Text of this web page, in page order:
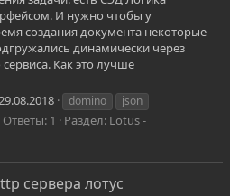
И нужно чтобы у
создания документа некоторые
динамически через
сервиса. Как это лучше
29.08.2018 domino
json
Ответы: 1 Раздел: Lotus -
сервера лотус